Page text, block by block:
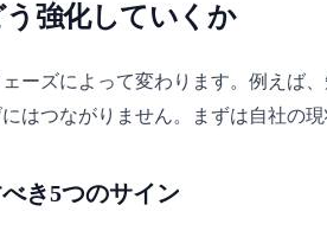
強化していくか
ーズによって変わります。例えば
はつながりません。まずは自社の
き5つのサイン